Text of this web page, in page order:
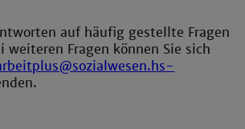
auf häufig gestellte Fragen
weiteren Fragen können Sie sich